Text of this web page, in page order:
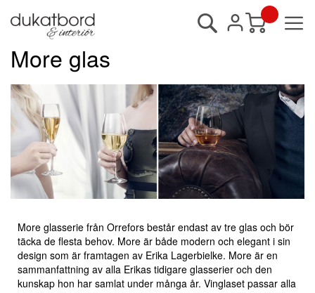
Min kundvagn
Sök
More glas
More glasserie från Orrefors består endast av tre glas och bör
täcka de flesta behov. More är både modern och elegant i sin
design som är framtagen av Erika Lagerbielke. More är en
sammanfattning av alla Erikas tidigare glasserier och den
kunskap hon har samlat under många år. Vinglaset passar alla